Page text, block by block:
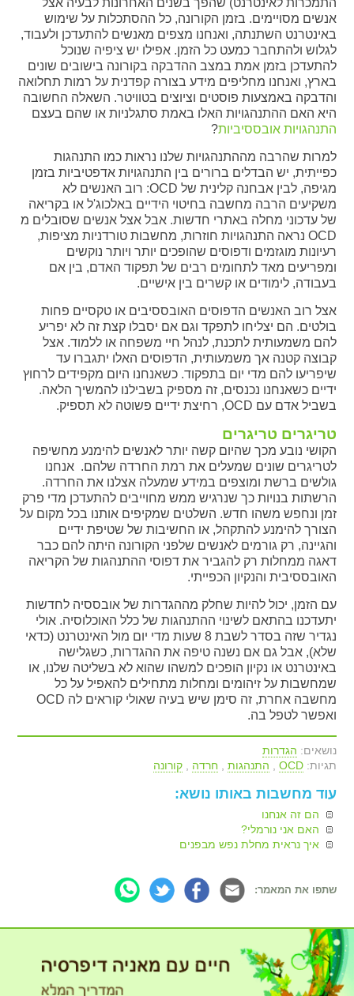
התמכרות לאינטרנט) שהפך בשנים האחרונות לבעיה אצל
אנשים מסויימים. בזמן הקורונה, כל ההסתכלות על שימוש
באינטרנט השתנתה, ואנחנו מצפים מאנשים להתעדכן ולעבוד,
לגלוש ולהתחבר כמעט כל הזמן. אפילו יש ציפיה שנוכל
להתעדכן בזמן אמת במצב ההדבקה בקורונה בישובים שונים
בארץ, ואנחנו מחליפים מידע בצורה קפדנית על רמות תחלואה
והדבקה באמצעות פוסטים וציוצים בטוויטר. השאלה החשובה
היא האם ההתנהגויות האלו באמת סתגלניות או שהם בעצם
התנהגויות אובססיביות?
למרות שהרבה מההתנהגויות שלנו נראות כמו התנהגות
כפייתית, יש הבדלים ברורים בין התנהגויות אדפטיביות בזמן
מגיפה, לבין אבחנה קלינית של OCD: רוב האנשים לא
משקיעים הרבה מחשבה בחיטוי הידיים באלכוג'ל או בקריאה
של עדכוני מחלה באתרי חדשות. אבל אצל אנשים שסובלים מ
OCD נראה התנהגויות חוזרות, מחשבות טורדניות מציפות,
רעיונות מוגזמים ודפוסים שהופכים יותר ויותר נוקשים
ומפריעים מאד לתחומים רבים של תפקוד האדם, בין אם
בעבודה, לימודים או קשרים בין אישיים.
אצל רוב האנשים הדפוסים האובססיבים או טקסיים פחות
בולטים. הם יצליחו לתפקד וגם אם יסבלו קצת זה לא יפריע
להם משמעותית לתכנת, לנהל חיי משפחה או ללמוד. אצל
קבוצה קטנה אך משמעותית, הדפוסים האלו יתגברו עד
שיפריעו להם מדי יום בתפקוד. כשאנחנו היום מקפידים לרחוץ
ידיים כשאנחנו נכנסים, זה מספיק בשבילנו להמשיך הלאה.
בשביל אדם עם OCD, רחיצת ידיים פשוטה לא תספיק.
טריגרים טריגרים
הקושי נובע מכך שהיום קשה יותר לאנשים להימנע מחשיפה
לטריגרים שונים שמעלים את רמת החרדה שלהם. אנחנו
גולשים ברשת ומוצפים במידע שמעלה אצלנו את החרדה.
הרשתות בנויות כך שנרגיש ממש מחוייבים להתעדכן מדי פרק
זמן ונחפש משהו חדש. השלטים שמקיפים אותנו בכל מקום על
הצורך להימנע להתקהל, או החשיבות של שטיפת ידיים
והגיינה, רק גורמים לאנשים שלפני הקורונה היתה להם כבר
דאגה ממחלות רק להגביר את דפוסי ההתנהגות של הקריאה
האובססיבית והנקיון הכפייתי.
עם הזמן, יכול להיות שחלק מההגדרות של אובססיה לחדשות
יתעדכנו בהתאם לשינוי ההתנהגות של כלל האוכלוסיה. אולי
נגדיר שזה בסדר לשבת 8 שעות מדי יום מול האינטרנט (כדאי
שלא), אבל גם אם נשנה טיפה את ההגדרות, כשגלישה
באינטרנט או נקיון הופכים למשהו שהוא לא בשליטה שלנו, או
שמחשבות על זיהומים ומחלות מתחילים להאפיל על כל
מחשבה אחרת, זה סימן שיש בעיה שאולי קוראים לה OCD
ואפשר לטפל בה.
נושאים: הגדרות
תגיות:OCD התנהגות חרדה ,קורונה
עוד מחשבות באותו נושא:
הם זה אנחנו
האם אני נורמלי?
איך נראית מחלת נפש מבפנים
שתפו את המאמר: